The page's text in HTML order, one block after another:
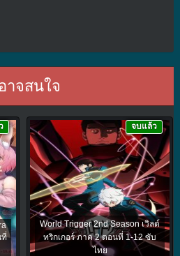
าจสนใจ
ที่
World Trigger 2nd Season เวิลด์
ทริกเกอร์ ภาค 2 ตอนที่ 1-12 ซับ
ไทย
จบแล้ว